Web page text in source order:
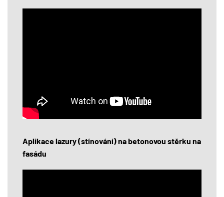
Aplikace lazury (stínování) na betonovou stěrku na
fasádu